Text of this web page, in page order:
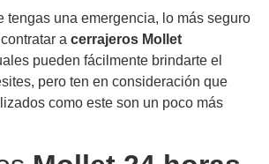
tengas una emergencia, lo más seguro
a cerrajeros Mollet
pueden fácilmente brindarte el
pero ten en consideración que
como este son un poco más